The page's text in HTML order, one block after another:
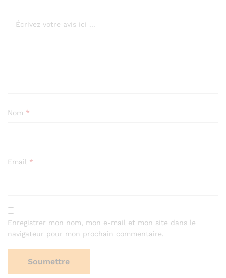
Nom *
Email *
Enregistrer mon nom, mon e-mail et mon site dans le
navigateur pour mon prochain commentaire.